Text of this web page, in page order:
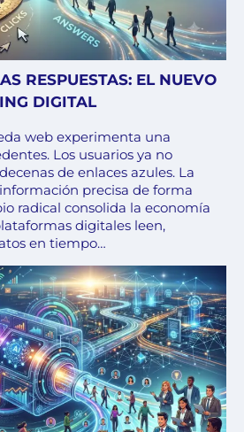
RESPUESTAS: EL NUEVO
DIGITAL
web experimenta una
Los usuarios ya no
de enlaces azules. La
precisa de forma
radical consolida la economía
digitales leen,
en tiempo…